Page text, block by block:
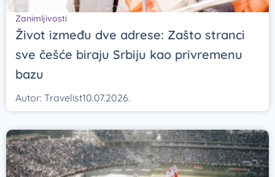
Zanimljivosti
Život između dve adrese: Zašto stranci
sve češće biraju Srbiju kao privremenu
bazu
Autor: Travelist10.07.2026.